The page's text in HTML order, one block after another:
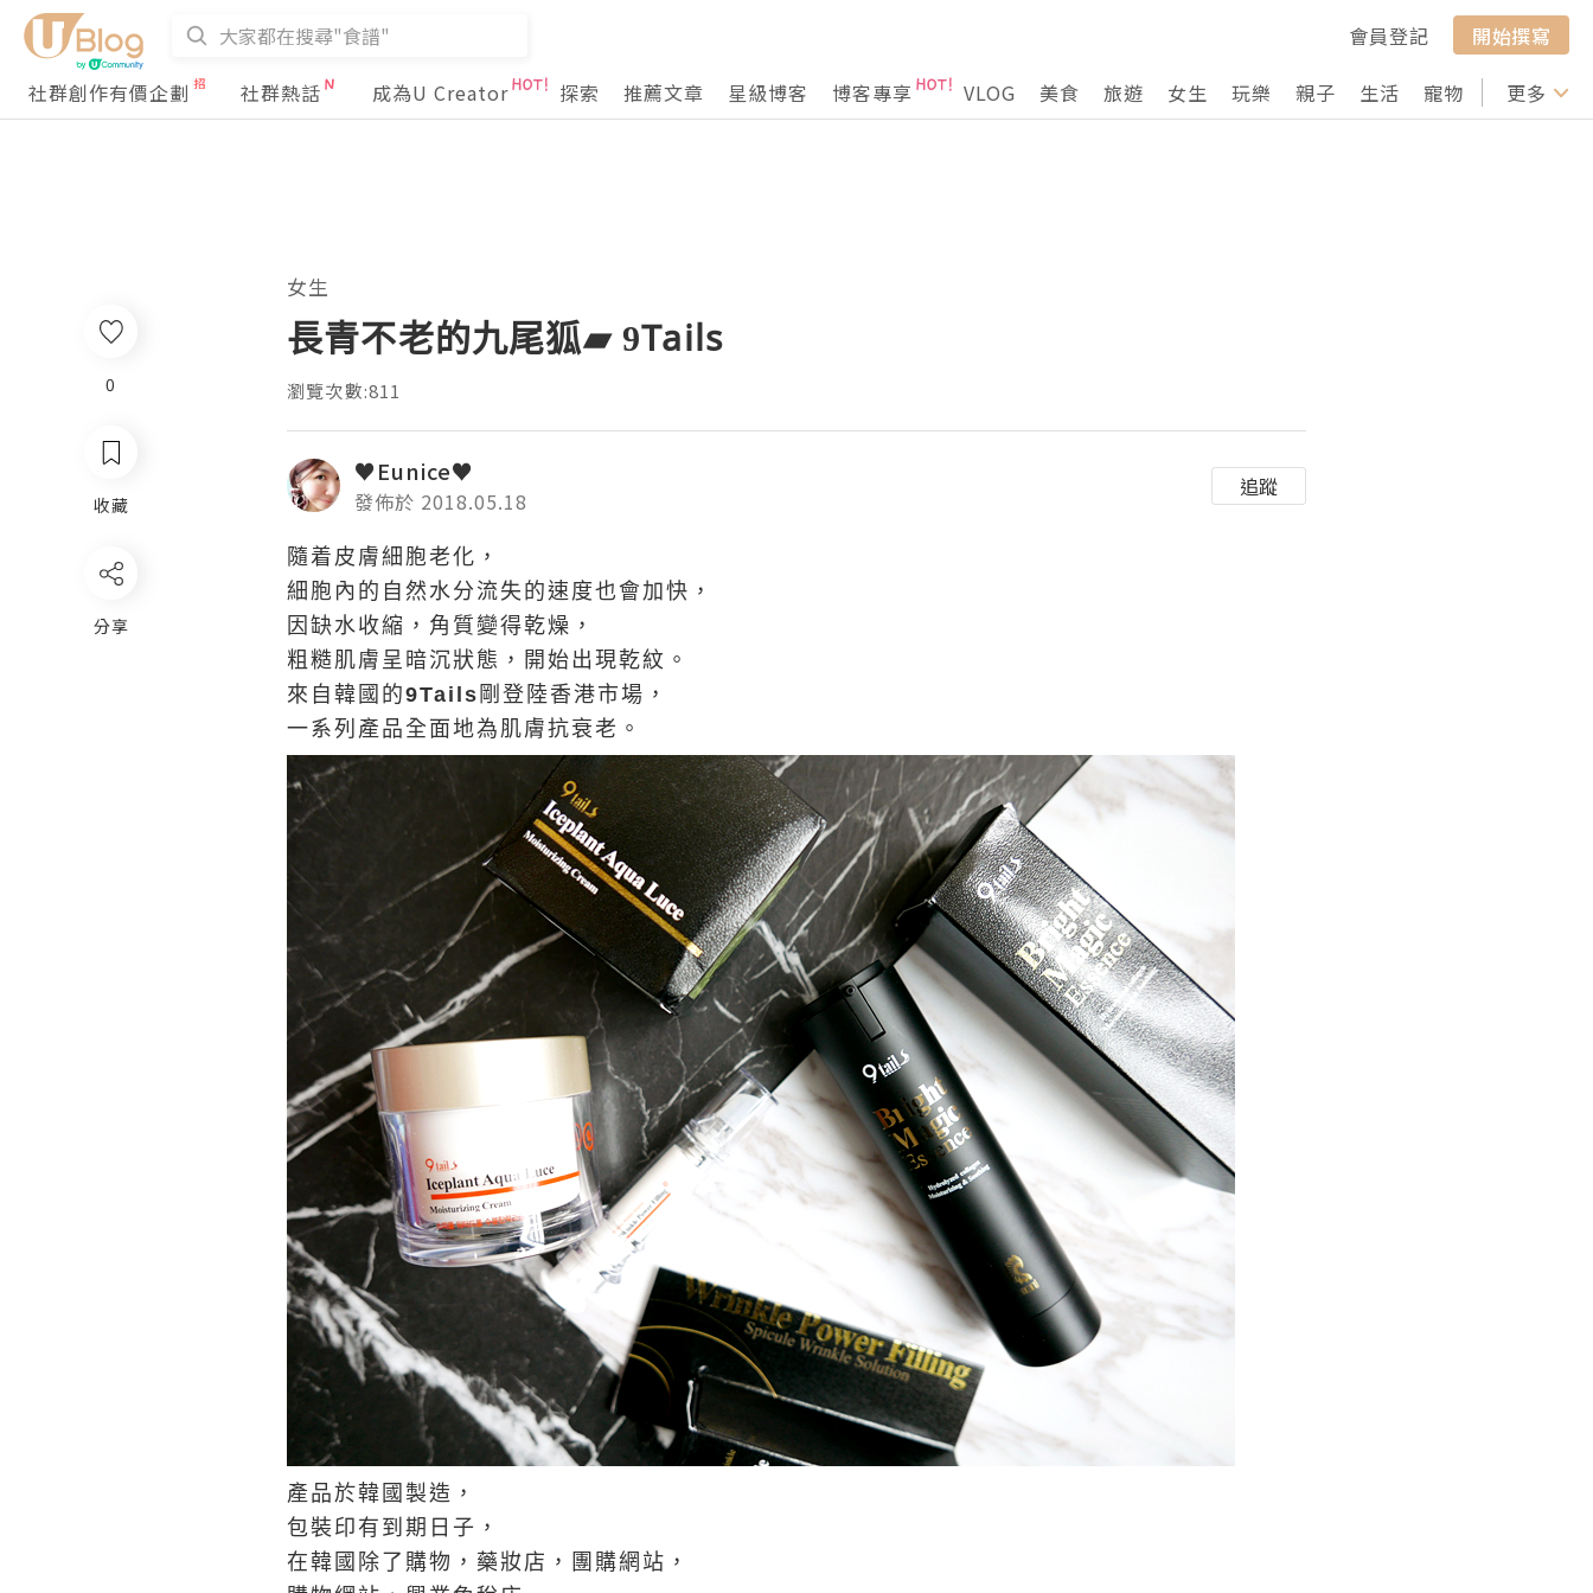
會員登記
開始撰寫
社群創作有價企劃
社群熱話 成為U Creator 探索 推薦文章 星級博客 博客專享 VLOG 美食 旅遊 女生 玩樂 親子 生活 寵物 行山 打卡
更多
0
收藏
分享
女生
長青不老的九尾狐▰ 9Tails
瀏覽次數:811
♥Eunice♥
發佈於 2018.05.18
追蹤
隨着皮膚細胞老化，
細胞內的自然水分流失的速度也會加快，
因缺水收縮，角質變得乾燥，
粗糙肌膚呈暗沉狀態，開始出現乾紋。
來自韓國的9Tails 剛登陸香港市場，
一系列產品全面地為肌膚抗衰老。
產品於韓國製造，
包裝印有到期日子，
在韓國除了購物，藥妝店，團購網站，